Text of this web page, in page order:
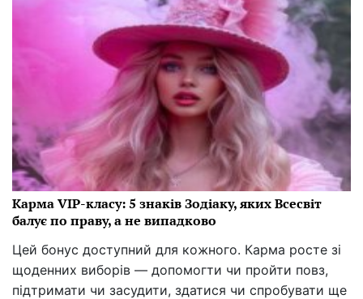
Карма VIP-класу: 5 знаків Зодіаку, яких Всесвіт
балує по праву, а не випадково
Цей бонус доступний для кожного. Карма росте зі
щоденних виборів — допомогти чи пройти повз,
підтримати чи засудити, здатися чи спробувати ще